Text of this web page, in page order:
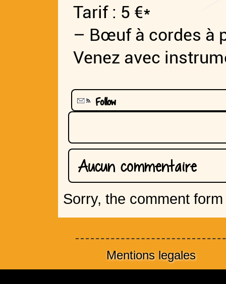
Tarif : 5 €*
– Bœuf à cordes à
Venez avec
Follow
Aucun commentaire
Sorry, the comment
Mentions legales